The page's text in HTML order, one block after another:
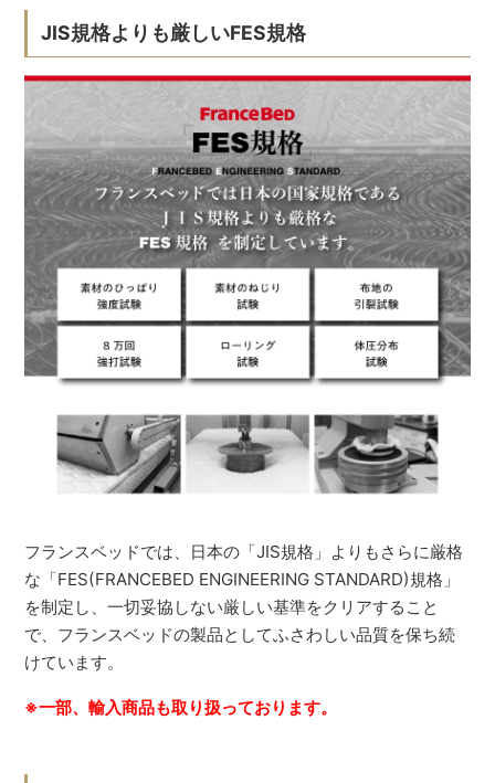
JIS規格よりも厳しいFES規格
フランスベッドでは、日本の「JIS規格」よりもさらに厳格
な「FES(FRANCEBED ENGINEERING STANDARD)規格」
を制定し、一切妥協しない厳しい基準をクリアすること
で、フランスベッドの製品としてふさわしい品質を保ち続
けています。
※一部、輸入商品も取り扱っております。